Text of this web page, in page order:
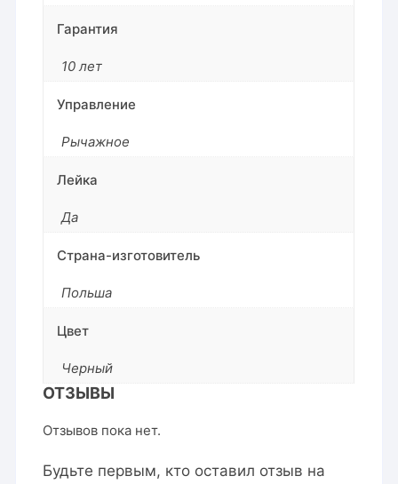
Гарантия
10 лет
Управление
Рычажное
Лейка
Да
Страна-изготовитель
Польша
Цвет
Черный
ОТЗЫВЫ
Отзывов пока нет.
Будьте первым, кто оставил отзыв на